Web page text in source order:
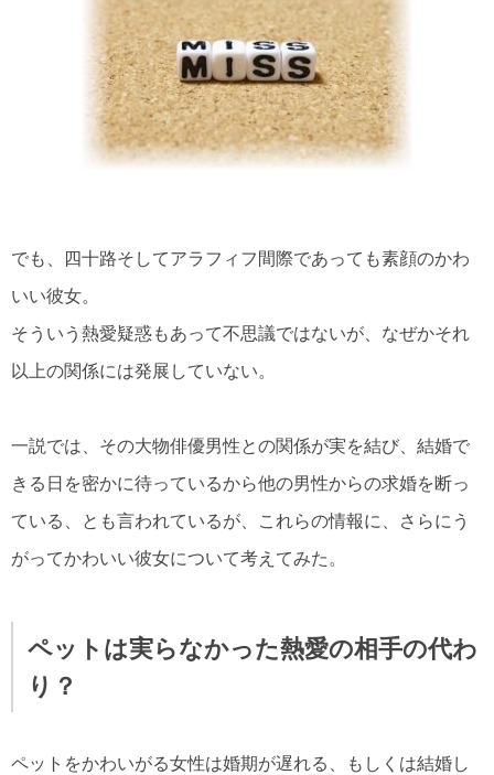
でも、四十路そしてアラフィフ間際であっても素顔のかわ
いい彼女。
そういう熱愛疑惑もあって不思議ではないが、なぜかそれ
以上の関係には発展していない。
一説では、その大物俳優男性との関係が実を結び、結婚で
きる日を密かに待っているから他の男性からの求婚を断っ
ている、とも言われているが、これらの情報に、さらにう
がってかわいい彼女について考えてみた。
ペットは実らなかった熱愛の相手の代わ
り？
ペットをかわいがる女性は婚期が遅れる、もしくは結婚し